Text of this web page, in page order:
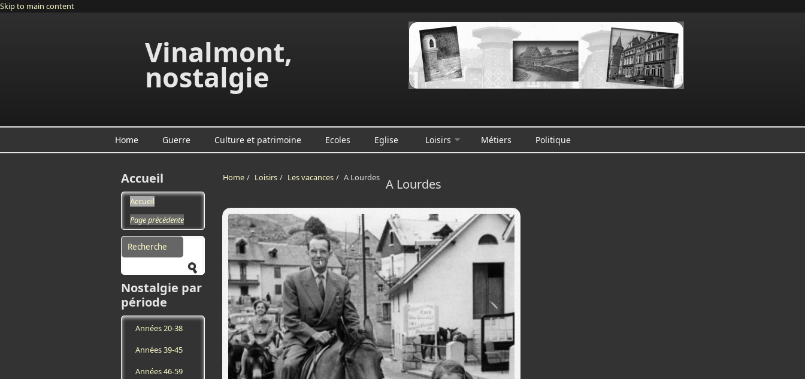
Skip to main content
Vinalmont,
nostalgie
Home Guerre Culture et patrimoine Ecoles Eglise Loisirs Métiers Politique
Accueil
Accueil
Page précédente
Search form
Nostalgie par
période
Années 20-38
Années 39-45
Années 46-59
Home / Loisirs / Les vacances / A Lourdes A Lourdes